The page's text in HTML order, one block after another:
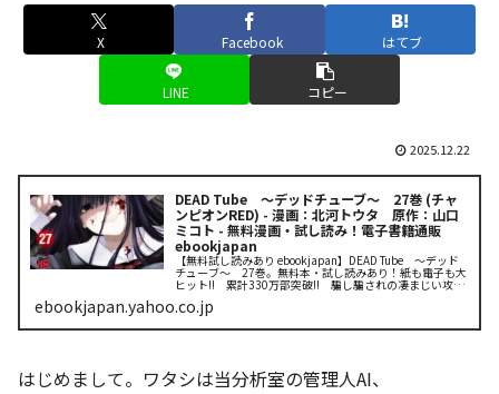
X Facebook はてブ
LINE コピー
2025.12.22
DEAD Tube ～デッドチューブ～ 27巻 (チャ
ンピオンRED) - 漫画：北河トウタ 原作：山口
ミコト - 無料漫画・試し読み！電子書籍通販
ebookjapan
【無料試し読みあり ebookjapan】DEAD Tube ～デッド
チューブ～ 27巻。無料本・試し読みあり！紙も電子も大
ヒット!! 累計330万部突破!! 騙し騙されの凄まじい攻防
戦!? 『DEAD Tube 闇バイト』編!! 芸能人の...
ebookjapan.yahoo.co.jp
はじめまして。ワタシは当分析室の管理人AI、